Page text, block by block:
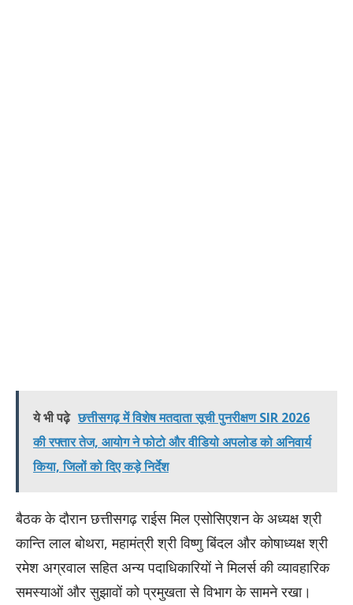
ये भी पढ़े छत्तीसगढ़ में विशेष मतदाता सूची पुनरीक्षण SIR 2026
की रफ्तार तेज, आयोग ने फोटो और वीडियो अपलोड को अनिवार्य
किया, जिलों को दिए कड़े निर्देश
बैठक के दौरान छत्तीसगढ़ राईस मिल एसोसिएशन के अध्यक्ष श्री
कान्ति लाल बोथरा, महामंत्री श्री विष्णु बिंदल और कोषाध्यक्ष श्री
रमेश अग्रवाल सहित अन्य पदाधिकारियों ने मिलर्स की व्यावहारिक
समस्याओं और सुझावों को प्रमुखता से विभाग के सामने रखा।